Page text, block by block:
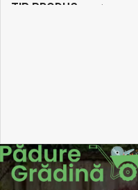
TIP PRODUS Chei